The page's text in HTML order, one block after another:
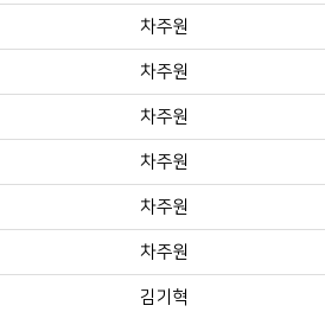
차주원
차주원
차주원
차주원
차주원
차주원
김기혁